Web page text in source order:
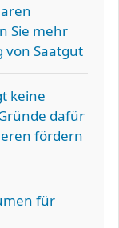
Sie mehr
von Saatgut
keine
dafür
fördern
für